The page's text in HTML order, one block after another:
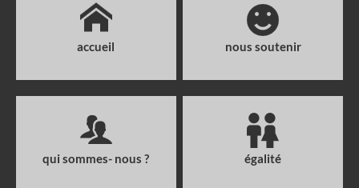
accueil nous soutenir
qui sommes- nous ? égalité